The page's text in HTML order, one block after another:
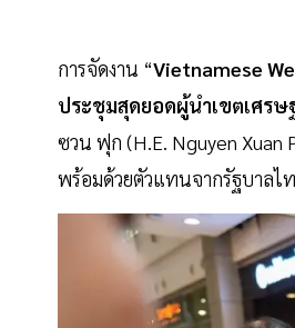
การจัดงาน “Vietnamese
ประชุมสุดยอดผู้นำเขตเศรษ
ซวน ฟุก (H.E. Nguyen Xuan
พร้อมด้วยตัวแทนจากรัฐบาลไ